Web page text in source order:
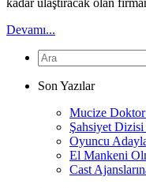
Devamı...
Son Yazılar
Mucize Doktor
Şahsiyet Dizisi
Oyuncu
El Mankeni
Cast